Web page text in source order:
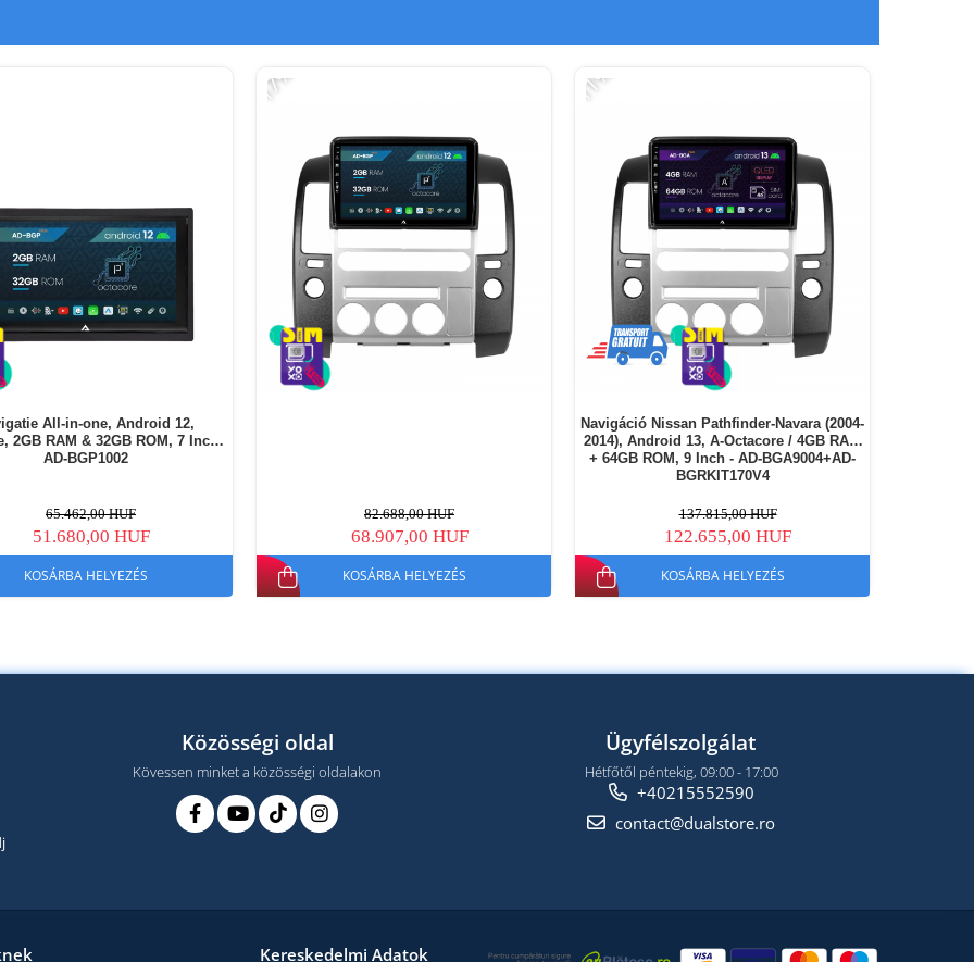
All-in-one, Android 12,
2GB RAM & 32GB ROM, 7 Inch -
AD-BGP1002
65.462,00 HUF
51.680,00 HUF
KOSÁRBA HELYEZÉS
-17%
82.688,00 HUF
68.907,00 HUF
KOSÁRBA HELYEZÉS
-11%
Navigáció Nissan Pathfinder-Navara (2004-
2014), Android 13, A-Octacore / 4GB RAM
+ 64GB ROM, 9 Inch - AD-BGA9004+AD-
BGRKIT170V4
137.815,00 HUF
122.655,00 HUF
KOSÁRBA HELYEZÉS
Közösségi oldal
Kövessen minket a közösségi oldalakon
Ügyfélszolgálat
Hétfőtől péntekig, 09:00 - 17:00
+40215552590
contact@dualstore.ro
Kereskedelmi Adatok